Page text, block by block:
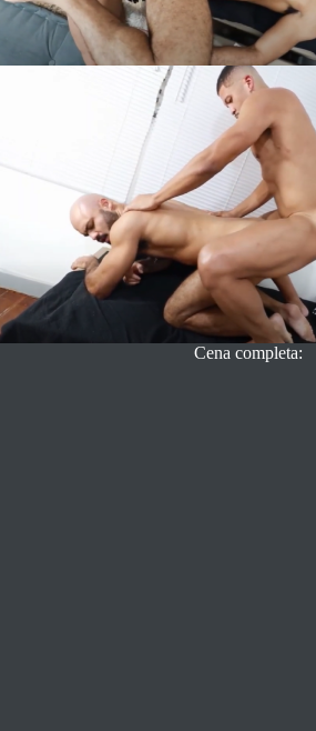
Cena completa: